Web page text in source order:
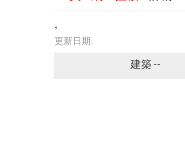
,
更新日期:
建築 --